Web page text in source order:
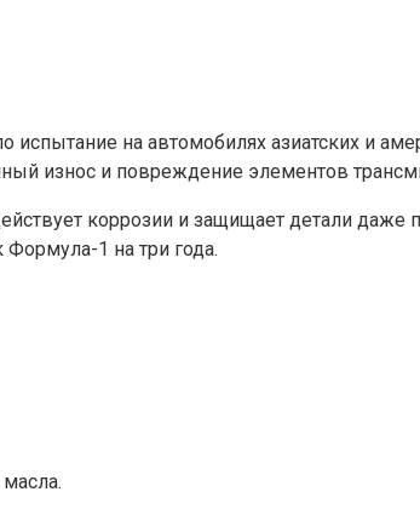
на автомобилях азиатских и
износ и повреждение элементов
коррозии и защищает детали даже
Формула-1 на три года.